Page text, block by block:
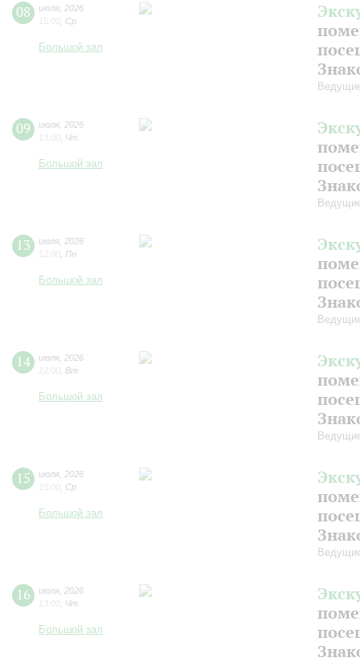
08 июля 2026
15:00 Ср
Большой зал
09 июля 2026
13:00 Чт
Большой зал
13 июля 2026
12:00 Пн
Большой зал
14 июля 2026
12:00 Вт
Большой зал
15 июля 2026
15:00 Ср
Большой зал
16 июля 2026
13:00 Чт
Большой зал